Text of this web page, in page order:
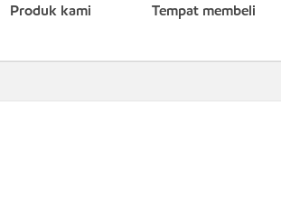
Produk kami Tempat membeli